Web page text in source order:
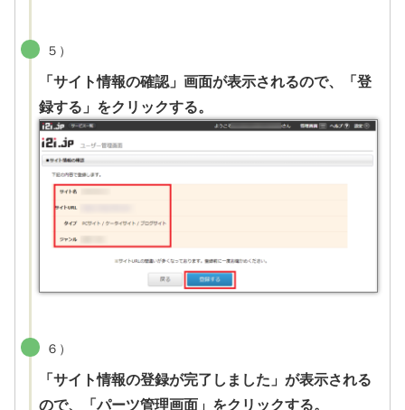
５）
「サイト情報の確認」画面が表示されるので、「登
録する」をクリックする。
６）
「サイト情報の登録が完了しました」が表示される
ので、「パーツ管理画面」をクリックする。